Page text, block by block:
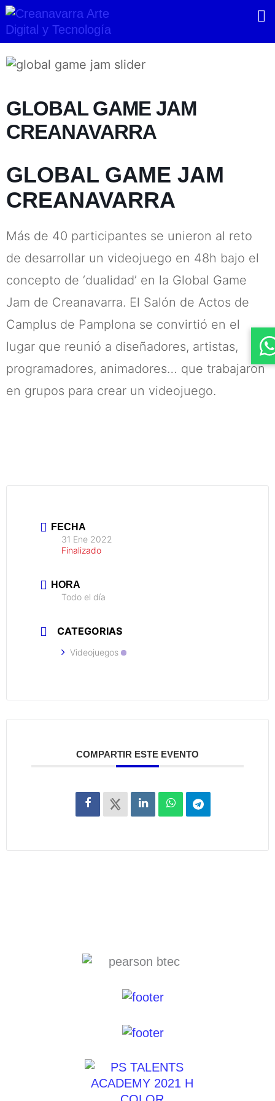
Ir
al
contenido
GLOBAL GAME JAM
CREANAVARRA
GLOBAL GAME JAM
CREANAVARRA
Más de 40 participantes se unieron al reto
de desarrollar un videojuego en 48h bajo el
concepto de ‘dualidad’ en la Global Game
Jam de Creanavarra. El Salón de Actos de
Camplus de Pamplona se convirtió en el
lugar que reunió a diseñadores, artistas,
programadores, animadores… que trabajaron
en grupos para crear un videojuego.
FECHA
31 Ene 2022
Finalizado
HORA
Todo el día
CATEGORIAS
Videojuegos
COMPARTIR ESTE EVENTO